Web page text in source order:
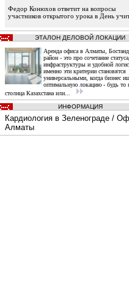
Федор Конюхов ответит на вопросы
участников открытого урока в День
ЭТАЛОН ДЕЛОВОЙ ЛОКАЦИИ
Аренда офиса в Алматы,
район - это про сочетание статуса,
инфраструктуры и удобной
именно эти критерии становятся
универсальными, когда бизнес
оптимальную локацию - будь то
столица Казахстана или...
ИНФОРМАЦИЯ
Кардиология в Зеленограде /
Алматы